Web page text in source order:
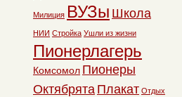
Милиция ВУЗы Школа
НИИ Стройка Ушли из жизни
Пионерлагерь
Комсомол Пионеры
Октябрята Плакат Отдых